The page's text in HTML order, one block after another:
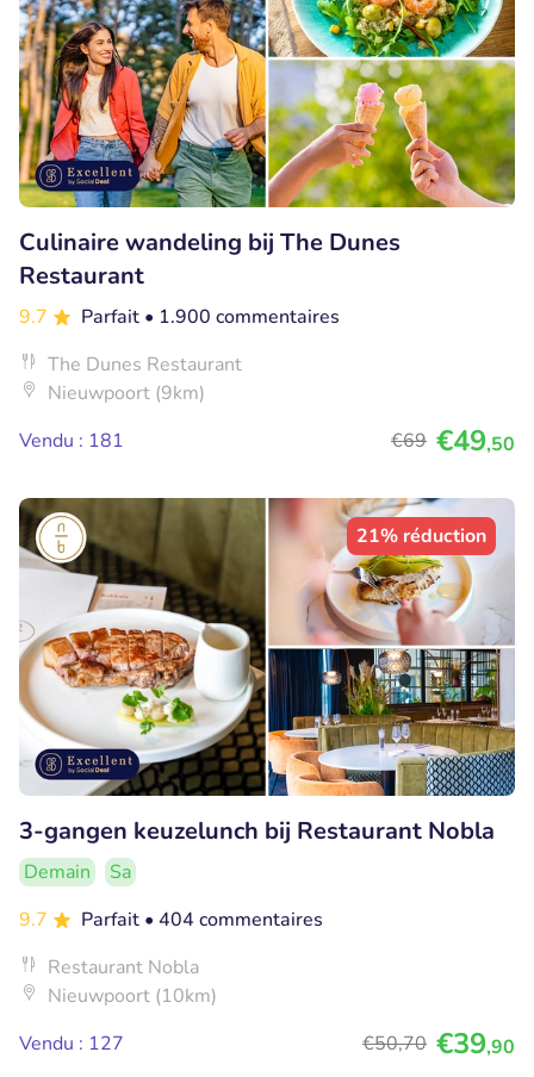
Culinaire wandeling bij The Dunes
Restaurant
9.7 Parfait • 1.900 commentaires
The Dunes Restaurant
Nieuwpoort (9km)
Vendu : 181
€69 €49,50
21% réduction
3-gangen keuzelunch bij Restaurant Nobla
Demain
Sa
9.7
Parfait • 404 commentaires
Restaurant Nobla
Nieuwpoort (10km)
Vendu : 127
€50,70 €39,90